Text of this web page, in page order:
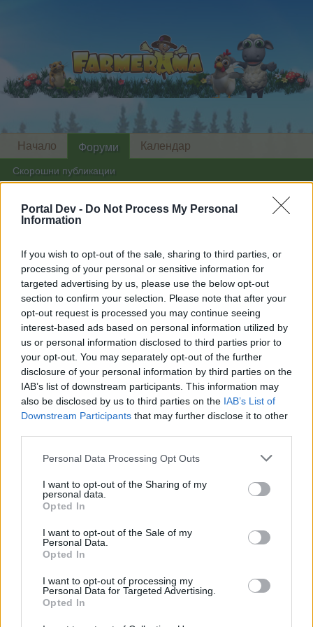
Portal Dev - Do Not Process My Personal
Information
If you wish to opt-out of the sale, sharing to third parties, or
processing of your personal or sensitive information for
targeted advertising by us, please use the below opt-out
section to confirm your selection. Please note that after your
opt-out request is processed you may continue seeing
interest-based ads based on personal information utilized by
us or personal information disclosed to third parties prior to
your opt-out. You may separately opt-out of the further
disclosure of your personal information by third parties on the
IAB’s list of downstream participants. This information may
also be disclosed by us to third parties on the IAB’s List of
Downstream Participants that may further disclose it to other
Personal Data Processing Opt Outs
I want to opt-out of the Sharing of my
personal data.
Opted In
I want to opt-out of the Sale of my
Personal Data.
Opted In
I want to opt-out of processing my
Personal Data for Targeted Advertising.
Opted In
Форуми ... Дискусия: Шоу с блещукащ снежен човек
Скъпи форум потребители,
Ако вие искате да се включите активно във
форума и да участвате в дискусиите, или
искате да започнете своя собствена тема,
първо ще трябва да влезете в играта. Моля,
регистрирайте се, ако нямате собствен акаунт.
Ние очакваме с нетърпение следващото ви
посещение във форума!Играйте тук
Тема: Дискусия: Шоу с блещукащ снежен човек
Съобщения:
1,530 Получени харесвания:
Точки за награди: 1,550
18.12.19
SKATAVKATA
Велик майстор
450
eva-mina
Съобщения: 189 Получени харесвания:
Точки за награди:
190
Начало Форуми
Скорошни публикации
Календар